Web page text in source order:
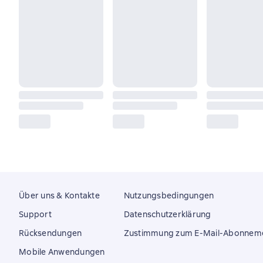
Über uns & Kontakte
Support
Rücksendungen
Mobile Anwendungen
Nutzungsbedingungen
Datenschutzerklärung
Zustimmung zum E-Mail-